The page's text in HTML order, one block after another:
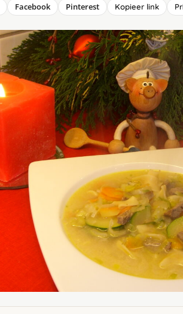
Facebook Pinterest Kopieer link